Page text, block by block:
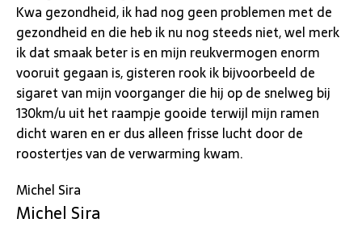
Kwa gezondheid, ik had nog geen problemen met de
gezondheid en die heb ik nu nog steeds niet, wel merk
ik dat smaak beter is en mijn reukvermogen enorm
vooruit gegaan is, gisteren rook ik bijvoorbeeld de
sigaret van mijn voorganger die hij op de snelweg bij
130km/u uit het raampje gooide terwijl mijn ramen
dicht waren en er dus alleen frisse lucht door de
roostertjes van de verwarming kwam.
Michel Sira
Michel Sira